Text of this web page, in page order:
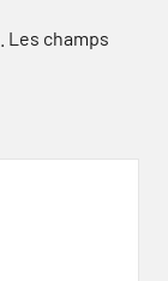
Les champs